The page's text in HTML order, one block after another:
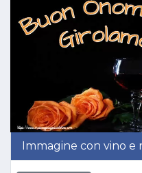
Immagine con vino e